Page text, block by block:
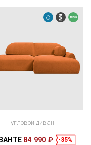
угловой диван
84 990 ₽ -35%